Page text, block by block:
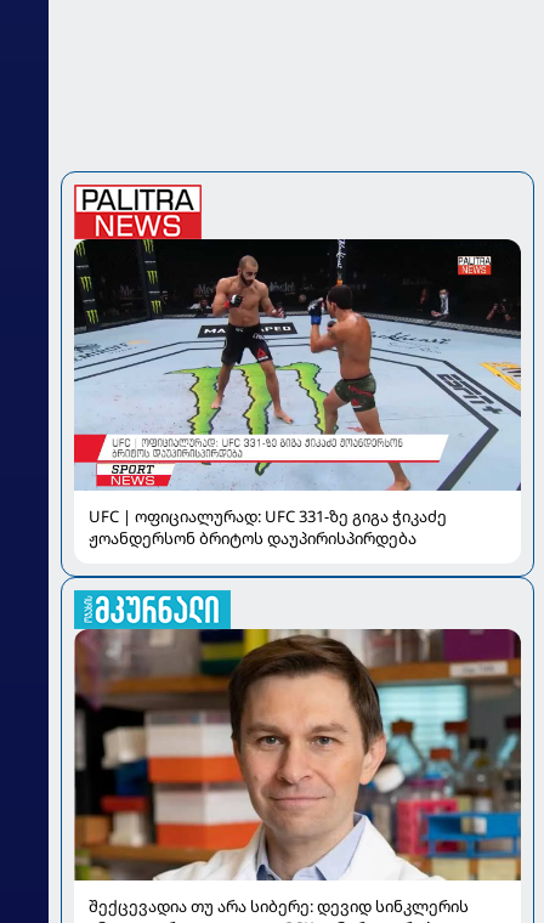
UFC | ოფიციალურად: UFC 331-ზე გიგა ჭიკაძე
ჟოანდერსონ ბრიტოს დაუპირისპირდება
შექცევადია თუ არა სიბერე: დევიდ სინკლერის